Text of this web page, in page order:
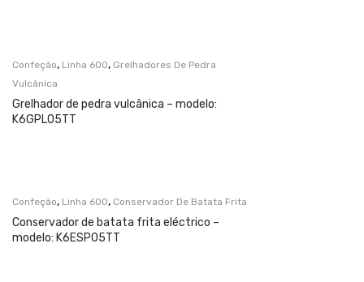
Confeção, Linha 600, Grelhadores De Pedra
Vulcânica
Grelhador de pedra vulcânica – modelo:
K6GPL05TT
Confeção, Linha 600, Conservador De Batata Frita
Conservador de batata frita eléctrico –
modelo: K6ESP05TT